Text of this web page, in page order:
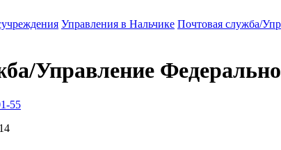
Управления в Нальчике Почтовая служба/
Управление
55